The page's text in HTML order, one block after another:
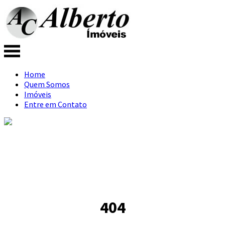
Home
Quem Somos
Imóveis
Entre em Contato
404